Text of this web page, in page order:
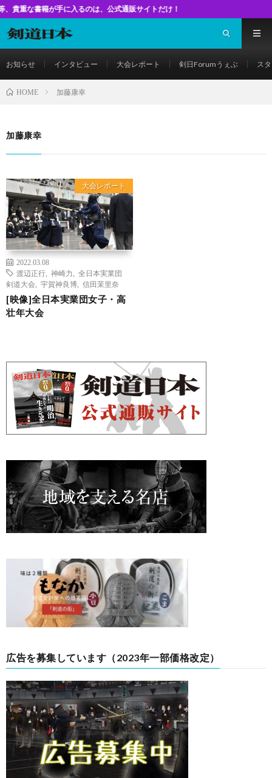
が手に入るのは、公式通販サイトだけ！
お知らせ インタビュー 大会レポート 剣日Forumうぇぶ ス
HOME 加藤康幸
加藤康幸
大会レポート
2022.03.08
渡辺正行
神崎力
全日本実業団
剣道大会
宇賀神良博 信田茉里奈
[映像]全日本実業団女子・高
壮年大会
広告を募集しています（2023年一部価格改定）